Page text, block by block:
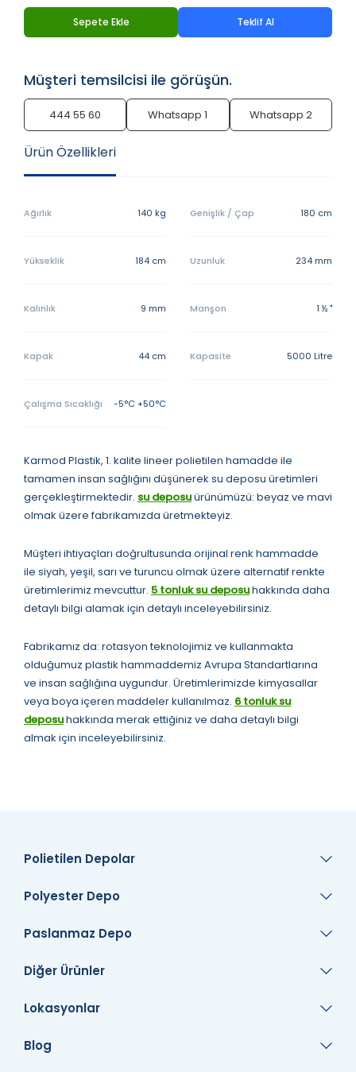
Sepete Ekle Teklif Al
Müşteri temsilcisi ile görüşün.
444 55 60 Whatsapp 1 Whatsapp 2
Ürün Özellikleri
Ağırlık 140 kg Genişlik / Çap 180 cm
Yükseklik 184 cm Uzunluk 234 mm
Kalınlık 9 mm Manşon 1 ½ "
Kapak 44 cm Kapasite 5000 Litre
Çalışma Sıcaklığı -5°C +50°C
Karmod Plastik, 1. kalite lineer polietilen hamadde ile
tamamen insan sağlığını düşünerek su deposu üretimleri
gerçekleştirmektedir. su deposuürünümüzü: beyaz ve mavi
olmak üzere fabrikamızda üretmekteyiz.
Müşteri ihtiyaçları doğrultusunda orijinal renk hammadde
ile siyah, yeşil, sarı ve turuncu olmak üzere alternatif renkte
üretimlerimiz mevcuttur. 5 tonluk su deposuhakkında daha
detaylı bilgi alamak için detaylı inceleyebilirsiniz.
Fabrikamız da: rotasyon teknolojimiz ve kullanmakta
olduğumuz plastik hammaddemiz Avrupa Standartlarına
ve insan sağlığına uygundur. Üretimlerimizde kimyasallar
veya boya içeren maddeler kullanılmaz. 6 tonluk su
deposuhakkında merak ettiğiniz ve daha detaylı bilgi
almak için inceleyebilirsiniz.
Polietilen Depolar
Polyester Depo
Paslanmaz Depo
Diğer Ürünler
Lokasyonlar
Blog